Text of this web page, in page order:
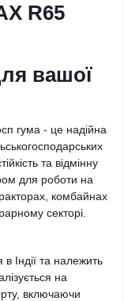
R65
вашої
гума - це надійна
та відмінну
для роботи на
комбайнах
секторі.
Індії та належить
на
включаючи